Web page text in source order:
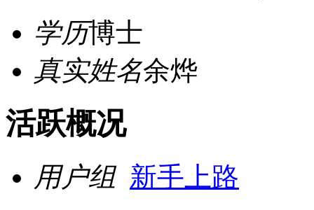
学历博士
真实姓名余烨
活跃概况
用户组 新手上路